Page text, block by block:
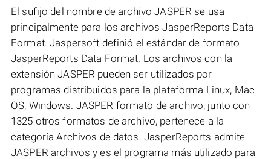
El sufijo del nombre de archivo JASPER se usa
principalmente para los archivos JasperReports Data
Format. Jaspersoft definió el estándar de formato
JasperReports Data Format. Los archivos con la
extensión JASPER pueden ser utilizados por
programas distribuidos para la plataforma Linux, Mac
OS, Windows. JASPER formato de archivo, junto con
1325 otros formatos de archivo, pertenece a la
categoría Archivos de datos. JasperReports admite
JASPER archivos y es el programa más utilizado para